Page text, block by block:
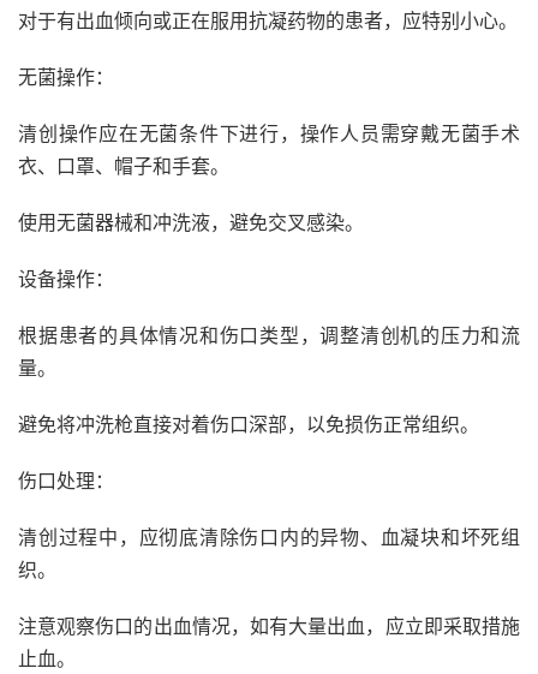
对于有出血倾向或正在服用抗凝药物的患者，应特别小心。
无菌操作：
清创操作应在无菌条件下进行，操作人员需穿戴无菌手术
衣、口罩、帽子和手套。
使用无菌器械和冲洗液，避免交叉感染。
设备操作：
根据患者的具体情况和伤口类型，调整清创机的压力和流
量。
避免将冲洗枪直接对着伤口深部，以免损伤正常组织。
伤口处理：
清创过程中，应彻底清除伤口内的异物、血凝块和坏死组
织。
注意观察伤口的出血情况，如有大量出血，应立即采取措施
止血。